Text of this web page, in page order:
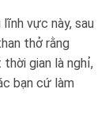
vực này, sau
thở rằng
thời gian là nghỉ,
bạn cứ làm